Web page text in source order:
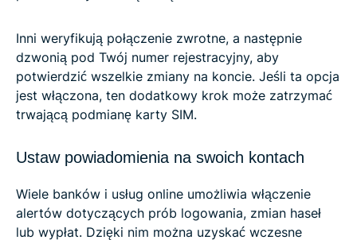
Inni weryfikują połączenie zwrotne, a następnie
dzwonią pod Twój numer rejestracyjny, aby
potwierdzić wszelkie zmiany na koncie. Jeśli ta opcja
jest włączona, ten dodatkowy krok może zatrzymać
trwającą podmianę karty SIM.
Ustaw powiadomienia na swoich kontach
Wiele banków i usług online umożliwia włączenie
alertów dotyczących prób logowania, zmian haseł
lub wypłat. Dzięki nim można uzyskać wczesne